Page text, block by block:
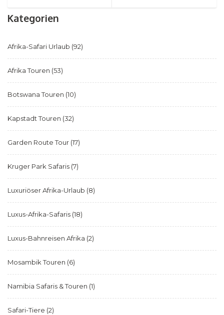
Kategorien
Afrika-Safari Urlaub (92)
Afrika Touren (53)
Botswana Touren (10)
Kapstadt Touren (32)
Garden Route Tour (17)
Kruger Park Safaris (7)
Luxuriöser Afrika-Urlaub (8)
Luxus-Afrika-Safaris (18)
Luxus-Bahnreisen Afrika (2)
Mosambik Touren (6)
Namibia Safaris & Touren (1)
Safari-Tiere (2)